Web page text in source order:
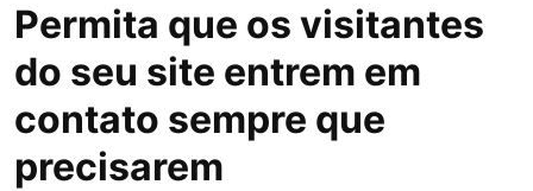
Permita que os visitantes
do seu site entrem em
contato sempre que
precisarem